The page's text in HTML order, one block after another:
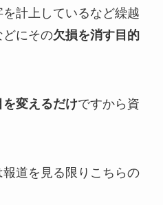
計上しているなど繰越
どにその欠損を消す目的
変えるだけですから資
道を見る限りこちらの